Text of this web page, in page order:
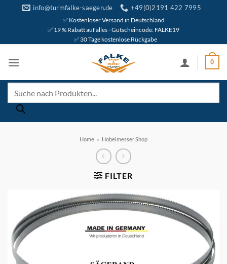
info@turmfalke-saegen.de +49(0)2191 422 7995
✅ Kostenloser Versand in Deutschland
✅ 19 % Rabatt auf alles - Gutscheincode: FALKE19
✅ 30 Tage kostenlose Rückgabe
0
search
Home » Hobelmesser Shop
FILTER